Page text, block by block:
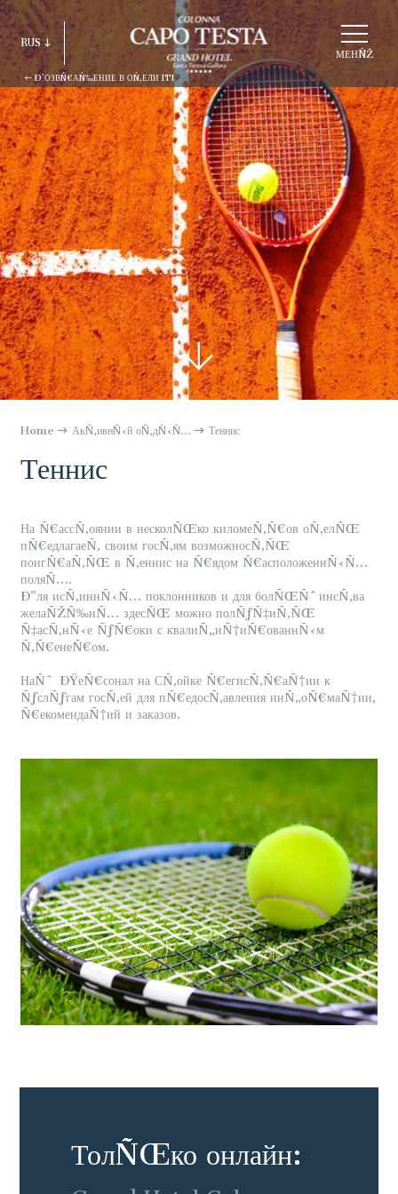
МЕНÑŽ
Ð’ОЗВÑ€АÑ‰ЕНИЕ В ОÑ‚ЕЛИ ITI
RUS
ITA
ENG
FRA
DEU
ESP
RUS
ВÑ‹БÑ€АÑ‚ÑŒ
СÑ‚Ñ€ÑƑКÑ‚ÑƑÑ€ÑƑ
Home АкÑ‚ивнÑ‹й оÑ‚дÑ‹Ñ… Теннис
Теннис
На Ñ€ассÑ‚оянии в несколÑŒко киломеÑ‚Ñ€ов оÑ‚елÑŒ
пÑ€едлагаеÑ‚ своим госÑ‚ям возможносÑ‚ÑŒ
поигÑ€аÑ‚ÑŒ в Ñ‚еннис на Ñ€ядом Ñ€асположеннÑ‹Ñ…
поляÑ….
Ð”ля исÑ‚иннÑ‹Ñ… поклонников и для болÑŒÑˆинсÑ‚ва
желаÑŽÑ‰иÑ… здесÑŒ можно полÑƒÑ‡иÑ‚ÑŒ
Ñ‡асÑ‚нÑ‹е ÑƒÑ€оки с квалиÑ„иÑ†иÑ€ованнÑ‹м
Ñ‚Ñ€енеÑ€ом.
НаÑˆ ÐŸеÑ€сонал на СÑ‚ойке Ñ€егисÑ‚Ñ€аÑ†ии к
ÑƒслÑƒгам госÑ‚ей для пÑ€едосÑ‚авления инÑ„оÑ€маÑ†ии,
Ñ€екомендаÑ†ий и заказов.
ТолÑŒко онлайн: